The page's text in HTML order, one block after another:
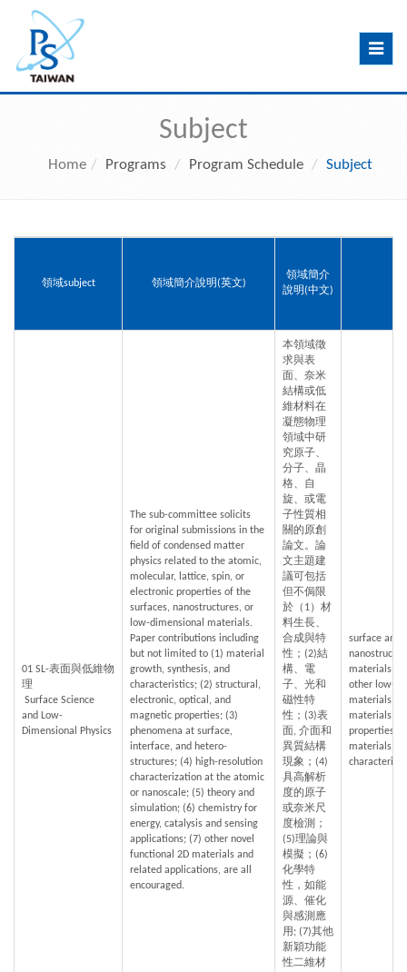
Toggle
Subject
Home Programs Program Schedule Subject
領域subject 領域簡介說明(英文)
領域簡介
說明(中文)
01 SL-表面與低維物
理
and Low-
Dimensional Physics
The sub-committee solicits
for original submissions in the
field of condensed matter
physics related to the atomic,
molecular, lattice, spin, or
electronic properties of the
surfaces, nanostructures, or
low-dimensional materials.
Paper contributions including
but not limited to (1) material
growth, synthesis, and
characteristics; (2) structural,
electronic, optical, and
magnetic properties; (3)
phenomena at surface,
interface, and hetero-
structures; (4) high-resolution
characterization at the atomic
or nanoscale; (5) theory and
simulation; (6) chemistry for
energy, catalysis and sensing
applications; (7) other novel
functional 2D materials and
related applications, are all
encouraged.
本領域徵
求與表
面、奈米
結構或低
維材料在
凝態物理
領域中研
究原子、
分子、晶
格、自
旋、或電
子性質相
關的原創
論文。論
文主題建
議可包括
但不侷限
於（1）材
料生長、
合成與特
性；(2)結
構、電
子、光和
磁性特
性；(3)表
面, 介面和
異質結構
現象；(4)
具高解析
度的原子
或奈米尺
度檢測；
(5)理論與
模擬；(6)
化學特
性，如能
源、催化
與感測應
用; (7)其他
新穎功能
性二維材
surface and
materials,
other low-
materials,
properties
materials,